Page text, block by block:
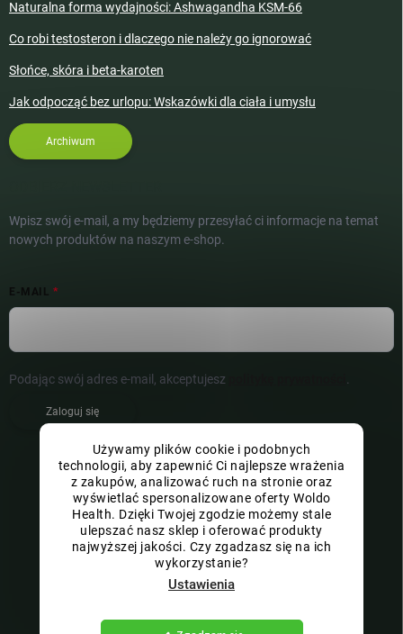
Używamy plików cookie i podobnych
technologii, aby zapewnić Ci najlepsze wrażenia
z zakupów, analizować ruch na stronie oraz
wyświetlać spersonalizowane oferty Woldo
Health. Dzięki Twojej zgodzie możemy stale
ulepszać nasz sklep i oferować produkty
najwyższej jakości. Czy zgadzasz się na ich
wykorzystanie?
Ustawienia
Naturalna forma wydajności: Ashwagandha KSM-66
Co robi testosteron i dlaczego nie należy go ignorować
Słońce, skóra i beta-karoten
Jak odpocząć bez urlopu: Wskazówki dla ciała i umysłu
Archiwum
Wpisz swój e-mail, a my będziemy przesyłać ci informacje na temat
nowych produktów na naszym e-shop.
E-MAIL
Podając swój adres e-mail, akceptujesz .
Zaloguj się
Copyright 2026 . Wszystkie prawa zastrzeżone.